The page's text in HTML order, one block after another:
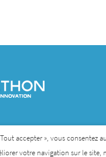
accepter », vous consentez
votre navigation sur le site,